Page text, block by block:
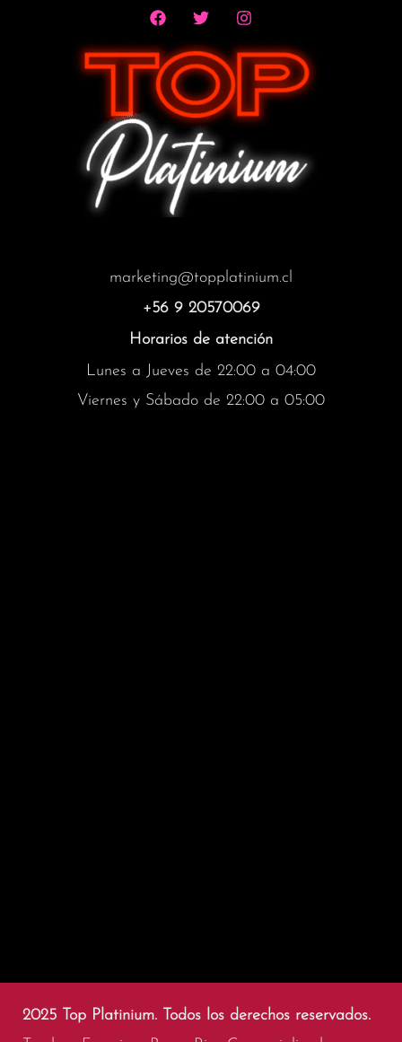
marketing@topplatinium.cl
+56 9 20570069
Horarios de atención
Lunes a Jueves de 22:00 a 04:00
Viernes y Sábado de 22:00 a 05:00
2025 Top Platinium. Todos los derechos reservados.